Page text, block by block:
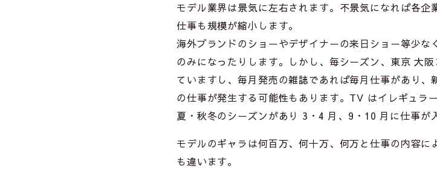
モデル業界は景気に左右されます。不景気になれば各
仕事も規模が縮小します。
海外ブランドのショーやデザイナーの来日ショー等少
のみになったりします。しかし、毎シーズン、東京 大
ていますし、毎月発売の雑誌であれば毎月仕事があり
の仕事が発生する可能性もあります。TV はイレギュラ
夏・秋冬のシーズンがあり 3・4 月、9・10 月に仕事が
モデルのギャラは何百万、何十万、何万と仕事の内容
も違います。